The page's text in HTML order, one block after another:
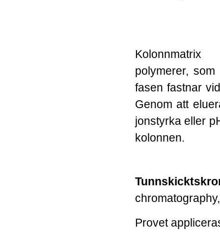
polymerer,
fasen fastnar
Genom att
jonstyrka eller
kolonnen.
Provet